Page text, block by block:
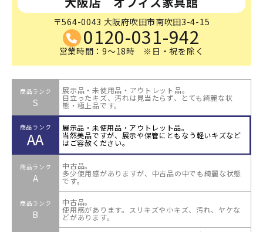
〒564-0043 大阪府吹田市南吹田3-4-15
0120-031-942
営業時間：9～18時 ※日・祝を除く
商品ランク
S
展示品・未使用品・アウトレット品。
目立ったキズ、汚れは見当たらず、とても綺麗な状
態・極上品です。
商品ランク
AA
展示品・未使用品・アウトレット品。
当然美品ですが、展示や保管にともなう軽いキズなど
はご容赦ください。
商品ランク
A
中古品。
多少使用感がありますが、中古品の中でも綺麗な状態
です。
商品ランク
B
中古品。
使用感があります。スリキズや小キズ、汚れ、ヤケな
どがあります。